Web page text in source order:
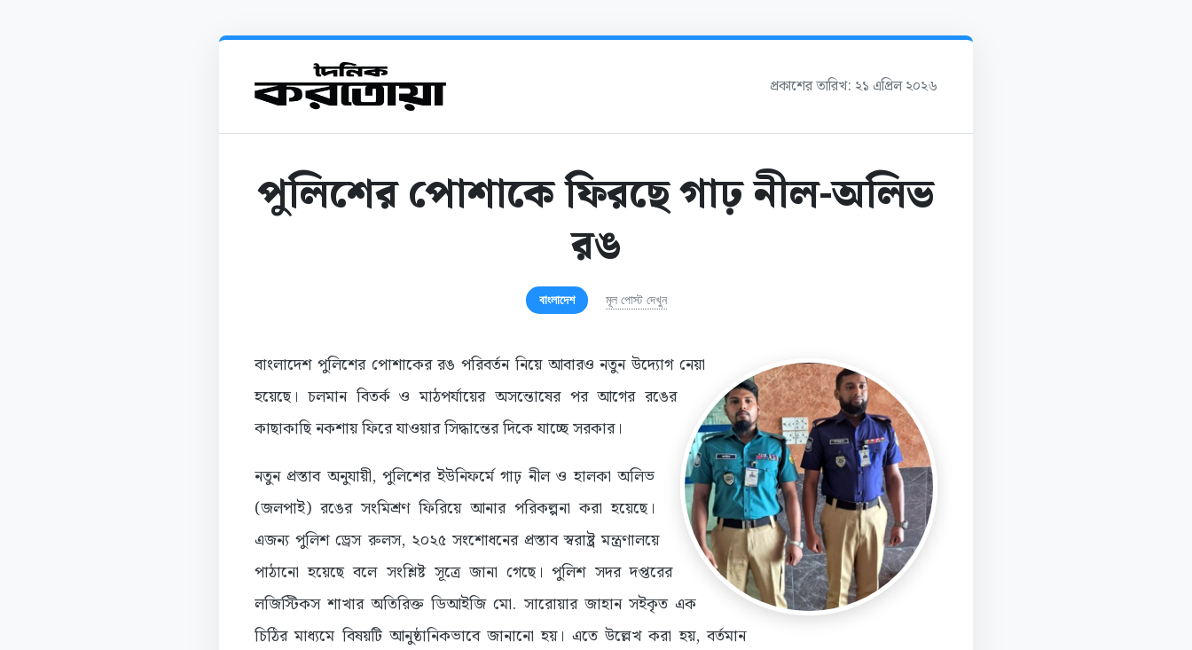
প্রকাশের তারিখ: ২১ এপ্রিল ২০২৬
পুলিশের পোশাকে ফিরছে গাঢ় নীল-অলিভ
রঙ
বাংলাদেশ মূল পোস্ট দেখুন
বাংলাদেশ পুলিশের পোশাকের রঙ পরিবর্তন নিয়ে আবারও নতুন উদ্যোগ নেয়া
হয়েছে। চলমান বিতর্ক ও মাঠপর্যায়ের অসন্তোষের পর আগের রঙের
কাছাকাছি নকশায় ফিরে যাওয়ার সিদ্ধান্তের দিকে যাচ্ছে সরকার।
নতুন প্রস্তাব অনুযায়ী, পুলিশের ইউনিফর্মে গাঢ় নীল ও হালকা অলিভ
(জলপাই) রঙের সংমিশ্রণ ফিরিয়ে আনার পরিকল্পনা করা হয়েছে।
এজন্য পুলিশ ড্রেস রুলস, ২০২৫ সংশোধনের প্রস্তাব স্বরাষ্ট্র মন্ত্রণালয়ে
পাঠানো হয়েছে বলে সংশ্লিষ্ট সূত্রে জানা গেছে। পুলিশ সদর দপ্তরের
লজিস্টিকস শাখার অতিরিক্ত ডিআইজি মো. সারোয়ার জাহান সইকৃত এক
চিঠির মাধ্যমে বিষয়টি আনুষ্ঠানিকভাবে জানানো হয়। এতে উল্লেখ করা হয়, বর্তমান